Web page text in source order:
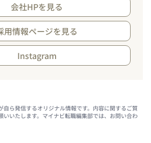
会社HPを見る
用情報ページを見る
Instagram
自ら発信するオリジナル情報です。内容に関するご質
いいたします。マイナビ転職編集部では、お問い合わ